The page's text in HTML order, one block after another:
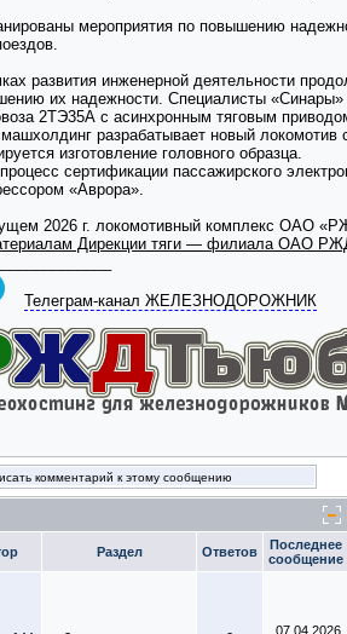
мероприятия по повышению
развития инженерной деятельности
их надежности. Специалисты «Синары»
2ТЭ35А с асинхронным тяговым
разрабатывает новый
изготовление головного образца.
сертификации пассажирского
«Аврора».
2026 г. локомотивный комплекс ОАО
Дирекции тяги — филиала ОАО
Телеграм-канал ЖЕЛЕЗНОДОРОЖНИК
комментарий к этому сообщению
Раздел Ответов
Последнее
сообщение
07.04.2026